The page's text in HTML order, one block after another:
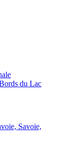
du Lac
Savoie,